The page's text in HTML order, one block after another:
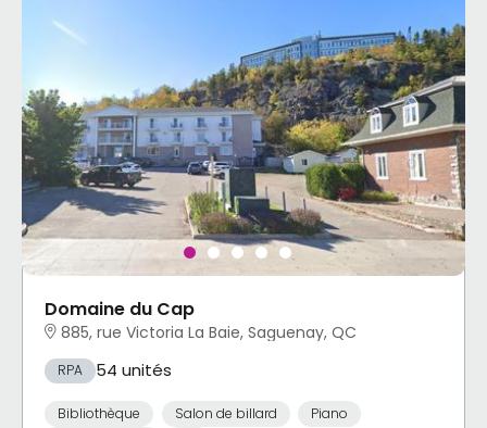
Domaine du Cap
885, rue Victoria La Baie, Saguenay, QC
RPA 54 unités
Bibliothèque Salon de billard
Piano